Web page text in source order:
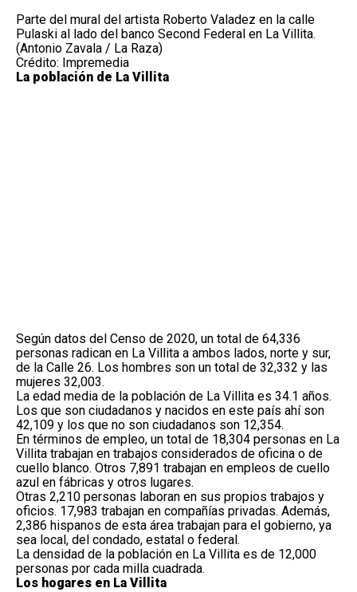
Parte del mural del artista Roberto Valadez en la calle
Pulaski al lado del banco Second Federal en La Villita.
(Antonio Zavala / La Raza)
Crédito: Impremedia
La población de La Villita
Según datos del Censo de 2020, un total de 64,336
personas radican en La Villita a ambos lados, norte y sur,
de la Calle 26. Los hombres son un total de 32,332 y las
mujeres 32,003.
La edad media de la población de La Villita es 34.1 años.
Los que son ciudadanos y nacidos en este país ahí son
42,109 y los que no son ciudadanos son 12,354.
En términos de empleo, un total de 18,304 personas en La
Villita trabajan en trabajos considerados de oficina o de
cuello blanco. Otros 7,891 trabajan en empleos de cuello
azul en fábricas y otros lugares.
Otras 2,210 personas laboran en sus propios trabajos y
oficios. 17,983 trabajan en compañías privadas. Además,
2,386 hispanos de esta área trabajan para el gobierno, ya
sea local, del condado, estatal o federal.
La densidad de la población en La Villita es de 12,000
personas por cada milla cuadrada.
Los hogares en La Villita